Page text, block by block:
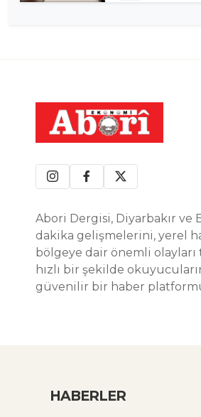
Abori Dergisi, Diyarbakır ve
dakika gelişmelerini, yerel
bölgeye dair önemli olayları
hızlı bir şekilde
güvenilir bir haber
HABERLER